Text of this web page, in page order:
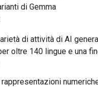
di Gemma
di attività di AI
oltre 140 lingue e una
rappresentazioni